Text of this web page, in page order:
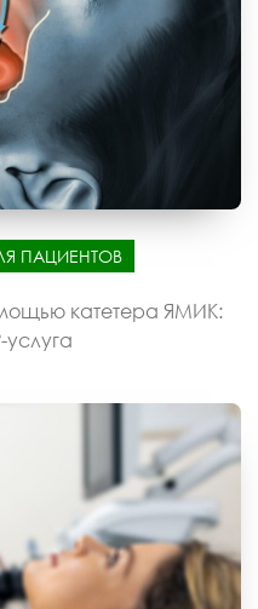
ПАЦИЕНТОВ
катетера ЯМИК: